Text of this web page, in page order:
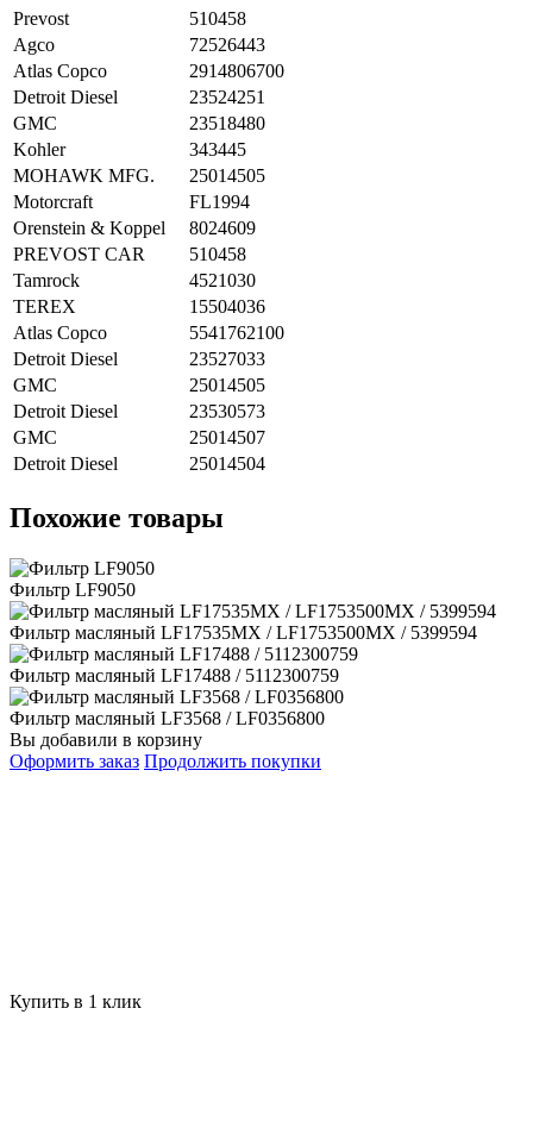
Prevost
510458
Agco
72526443
Atlas Copco
2914806700
Detroit Diesel
23524251
GMC
23518480
Kohler
343445
MOHAWK MFG.
25014505
Motorcraft
FL1994
Orenstein & Koppel
8024609
PREVOST CAR
510458
Tamrock
4521030
TEREX
15504036
Atlas Copco
5541762100
Detroit Diesel
23527033
GMC
25014505
Detroit Diesel
23530573
GMC
25014507
Detroit Diesel
25014504
Похожие товары
Фильтр LF9050
Фильтр масляный LF17535MX / LF1753500MX / 5399594
Фильтр масляный LF17488 / 5112300759
Фильтр масляный LF3568 / LF0356800
Вы добавили в корзину
Оформить заказ Продолжить покупки
Купить в 1 клик